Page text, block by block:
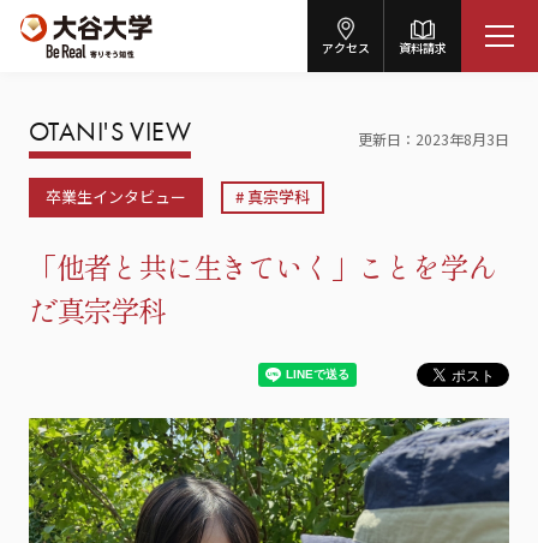
アクセス 資料請求
OTANI'S VIEW
卒業生インタビュー 真宗学科
更新日 2023年8月3日
「他者と共に生きていく」ことを学ん
だ真宗学科